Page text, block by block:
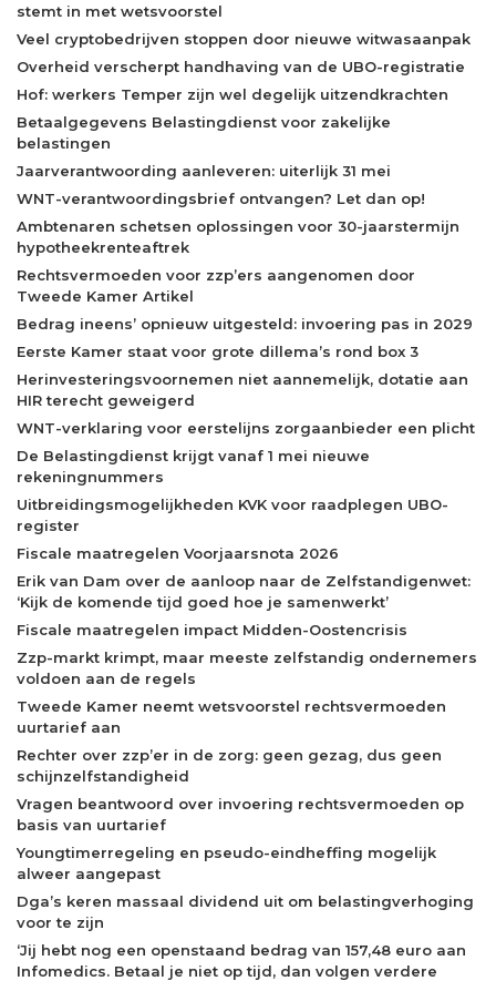
stemt in met wetsvoorstel
Veel cryptobedrijven stoppen door nieuwe witwasaanpak
Overheid verscherpt handhaving van de UBO-registratie
Hof: werkers Temper zijn wel degelijk uitzendkrachten
Betaalgegevens Belastingdienst voor zakelijke
belastingen
Jaarverantwoording aanleveren: uiterlijk 31 mei
WNT-verantwoordingsbrief ontvangen? Let dan op!
Ambtenaren schetsen oplossingen voor 30-jaarstermijn
hypotheekrenteaftrek
Rechtsvermoeden voor zzp’ers aangenomen door
Tweede Kamer Artikel
Bedrag ineens’ opnieuw uitgesteld: invoering pas in 2029
Eerste Kamer staat voor grote dillema’s rond box 3
Herinvesteringsvoornemen niet aannemelijk, dotatie aan
HIR terecht geweigerd
WNT-verklaring voor eerstelijns zorgaanbieder een plicht
De Belastingdienst krijgt vanaf 1 mei nieuwe
rekeningnummers
Uitbreidingsmogelijkheden KVK voor raadplegen UBO-
register
Fiscale maatregelen Voorjaarsnota 2026
Erik van Dam over de aanloop naar de Zelfstandigenwet:
‘Kijk de komende tijd goed hoe je samenwerkt’
Fiscale maatregelen impact Midden-Oostencrisis
Zzp-markt krimpt, maar meeste zelfstandig ondernemers
voldoen aan de regels
Tweede Kamer neemt wetsvoorstel rechtsvermoeden
uurtarief aan
Rechter over zzp’er in de zorg: geen gezag, dus geen
schijnzelfstandigheid
Vragen beantwoord over invoering rechtsvermoeden op
basis van uurtarief
Youngtimerregeling en pseudo-eindheffing mogelijk
alweer aangepast
Dga’s keren massaal dividend uit om belastingverhoging
voor te zijn
‘Jij hebt nog een openstaand bedrag van 157,48 euro aan
Infomedics. Betaal je niet op tijd, dan volgen verdere